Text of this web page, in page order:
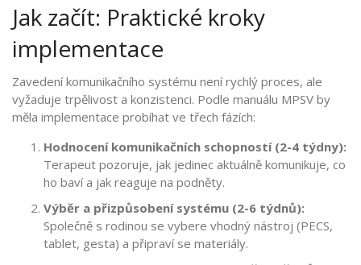
Jak začít: Praktické kroky
implementace
Zavedení komunikačního systému není rychlý proces, ale
vyžaduje trpělivost a konzistenci. Podle manuálu MPSV by
měla implementace probíhat ve třech fázích:
Hodnocení komunikačních schopností (2-4 týdny):
Terapeut pozoruje, jak jedinec aktuálně komunikuje, co
ho baví a jak reaguje na podněty.
Výběr a přizpůsobení systému (2-6 týdnů):
Společně s rodinou se vybere vhodný nástroj (PECS,
tablet, gesta) a připraví se materiály.